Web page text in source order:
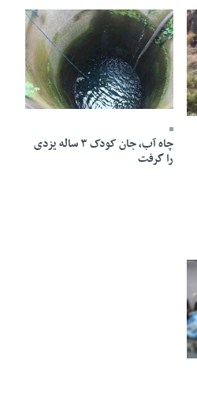
22 Shahrivar 1404 - 12:41
چاه آب، جان کودک ۳ ساله یزدی
را گرفت